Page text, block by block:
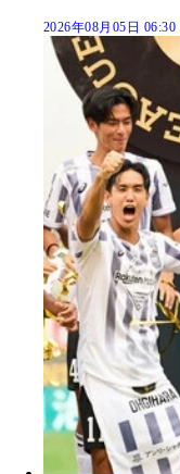
2026年08月05日 06:30